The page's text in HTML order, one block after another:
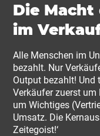
Die
im
Alle Menschen im
bezahlt. Nur
Output bezahlt! Und
Verkäufer zuerst um
um Wichtiges
Umsatz. Die
Zeitegoist!‘